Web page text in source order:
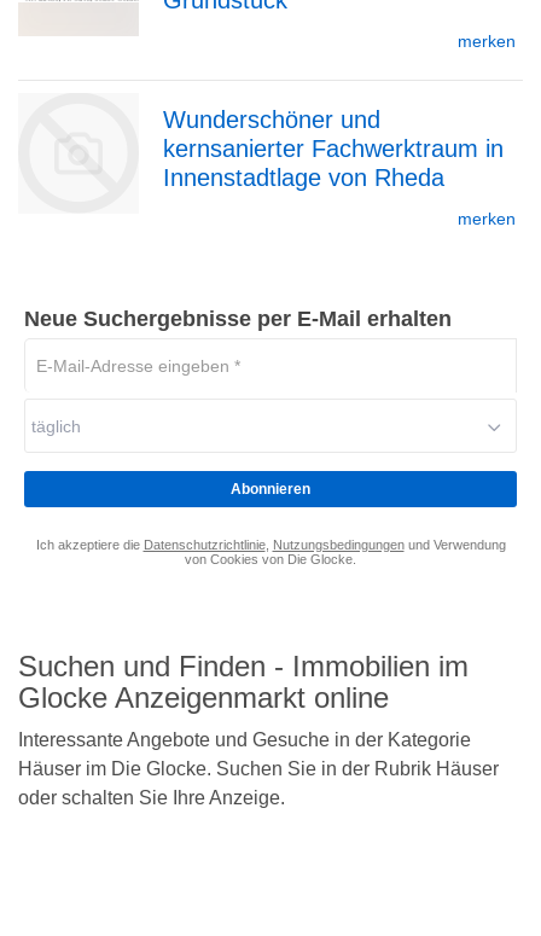
merken
Wunderschöner und
kernsanierter Fachwerktraum in
Innenstadtlage von Rheda
merken
Neue Suchergebnisse per E-Mail erhalten
Adresse
täglich
Abonnieren
Ich akzeptiere die Datenschutzrichtlinie, Nutzungsbedingungenund Verwendung
von Cookies von Die Glocke.
Suchen und Finden - Immobilien im
Glocke Anzeigenmarkt online
Interessante Angebote und Gesuche in der Kategorie
Häuser im Die Glocke. Suchen Sie in der Rubrik Häuser
oder schalten Sie Ihre Anzeige.